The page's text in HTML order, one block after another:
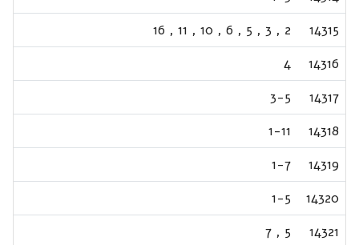
14315
2
,
3
,
5
,
6
,
10
,
11
,
16
14316
4
14317
3-5
14318
1-11
14319
1-7
14320
1-5
14321
5
,
7